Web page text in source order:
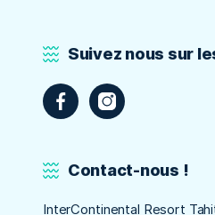
Suivez nous sur
Contact-nous !
InterContinental Resort